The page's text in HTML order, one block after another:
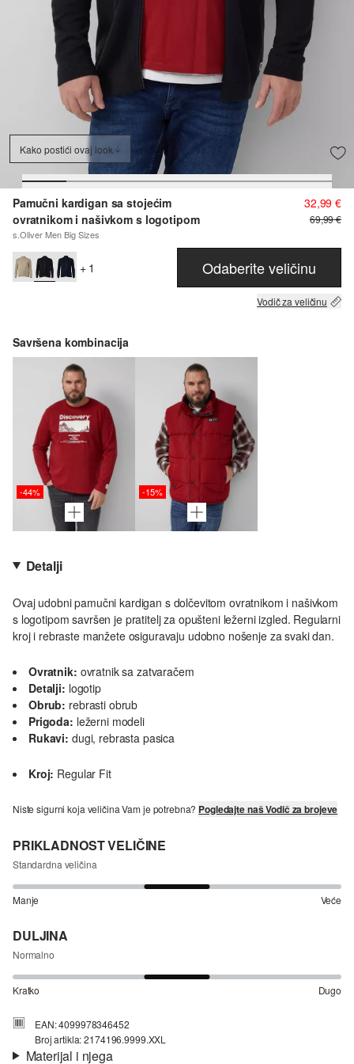
Kako postići ovaj look
Pamučni kardigan sa stojećim
ovratnikom i našivkom s logotipom
s.Oliver Men Big Sizes
32,99 €
69,99 €
+ 1 Odaberite veličinu
Vodič za veličinu
Savršena kombinacija
-44% -15%
Detalji
Ovaj udobni pamučni kardigan s dolčevitom ovratnikom i našivkom
s logotipom savršen je pratitelj za opušteni ležerni izgled. Regularni
kroj i rebraste manžete osiguravaju udobno nošenje za svaki dan.
Ovratnik: ovratnik sa zatvaračem
Detalji: logotip
Obrub: rebrasti obrub
Prigoda: ležerni modeli
Rukavi: dugi, rebrasta pasica
Kroj: Regular Fit
Niste sigurni koja veličina Vam je potrebna? Pogledajte naš Vodič za brojeve
PRIKLADNOST VELIČINE
Standardna veličina
Manje Veće
DULJINA
Normalno
Kratko Dugo
EAN: 4099978346452
Broj artikla: 2174196.9999.XXL
Materijal i njega